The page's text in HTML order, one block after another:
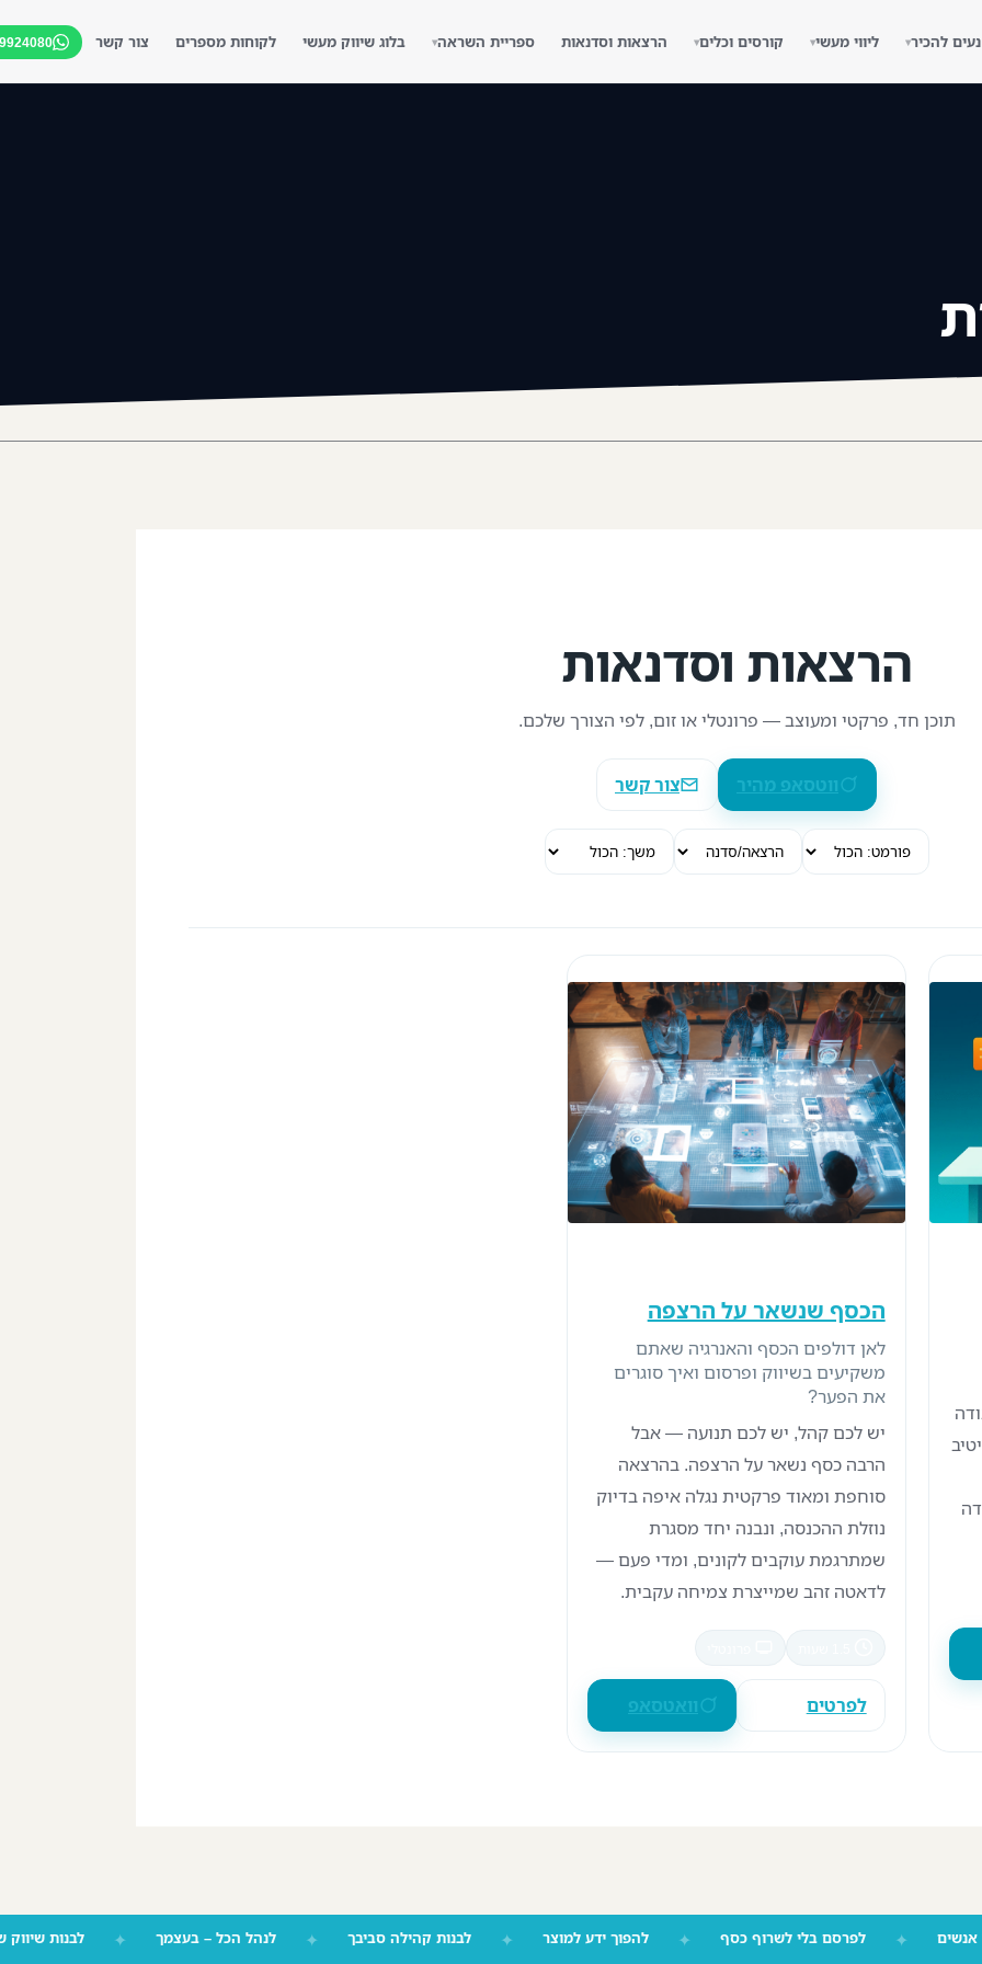
נעים להכיר▾ ליווי מעשי▾ קורסים וכלים▾ הרצאות וסדנאות ספריית השראה▾ בלוג שיווק מעשי לקוחות מספרים צור קשר
הרצאות וסדנאות
תוכן חד, פרקטי ומעוצב — פרונטלי או זום, לפי הצורך שלכם.
ווטסאפ מהיר צור קשר
הכסף שנשאר על הרצפה
לאן דולפים הכסף והאנרגיה שאתם
משקיעים בשיווק ופרסום ואיך סוגרים
את הפער?
יש לכם קהל, יש לכם תנועה — אבל
הרבה כסף נשאר על הרצפה. בהרצאה
סוחפת ומאוד פרקטית נגלה איפה בדיוק
נוזלת ההכנסה, ונבנה יחד מסגרת
שמתרגמת עוקבים לקונים, ומדי פעם —
לדאטה זהב שמייצרת צמיחה עקבית.
לפרטים וואטסאפ
אנשים לפרסם בלי לשרוף כסף להפוך ידע למוצר לבנות קהילה סביבך לנהל הכל – בעצמך לבנות